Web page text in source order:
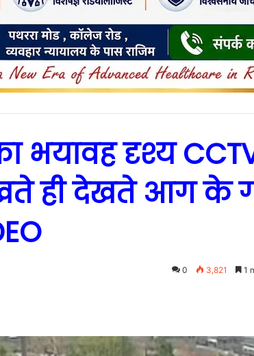
भयावह दृश्य
ही देखते आग के
0 3,821 1